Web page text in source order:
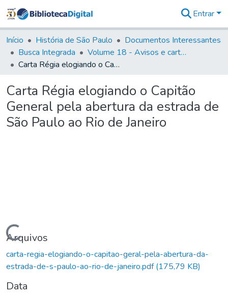
&
Coleções
Tudo na
Biblioteca
Estatísticas
Entrar
Início História de São Paulo
Documentos Interessantes
Busca Integrada
Volume 18 - Avisos e cartas régias (1714- 29)
Carta Régia elogiando o Capitão General pela abertura da estrada de São Paulo ao Rio de Janeiro
Carta Régia elogiando o Capitão
General pela abertura da estrada de
São Paulo ao Rio de Janeiro
Carregando...
Arquivos
carta-regia-elogiando-o-capitao-geral-pela-abertura-da-
estrada-de-s-paulo-ao-rio-de-janeiro.pdf(175,79 KB)
Data